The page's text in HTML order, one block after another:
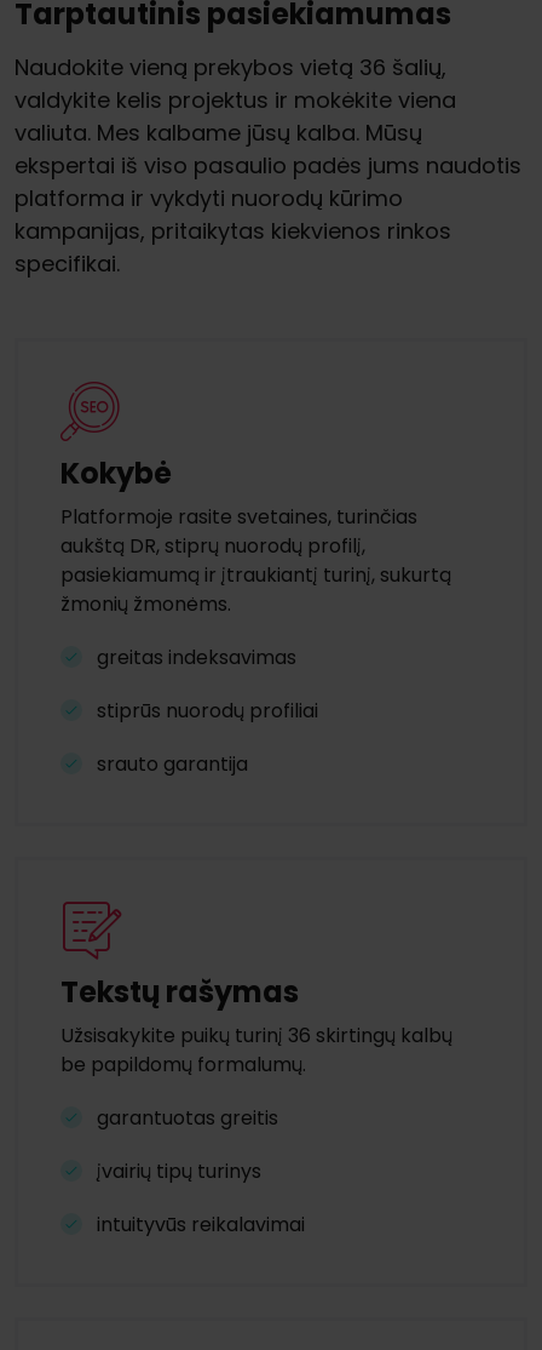
Tarptautinis pasiekiamumas
Naudokite vieną prekybos vietą 36 šalių,
valdykite kelis projektus ir mokėkite viena
valiuta. Mes kalbame jūsų kalba. Mūsų
ekspertai iš viso pasaulio padės jums naudotis
platforma ir vykdyti nuorodų kūrimo
kampanijas, pritaikytas kiekvienos rinkos
specifikai.
Kokybė
Platformoje rasite svetaines, turinčias
aukštą DR, stiprų nuorodų profilį,
pasiekiamumą ir įtraukiantį turinį, sukurtą
žmonių žmonėms.
greitas indeksavimas
stiprūs nuorodų profiliai
srauto garantija
Tekstų rašymas
Užsisakykite puikų turinį 36 skirtingų kalbų
be papildomų formalumų.
garantuotas greitis
įvairių tipų turinys
intuityvūs reikalavimai